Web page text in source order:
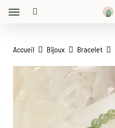
content
Menu
Accueil Bijoux Bracelet